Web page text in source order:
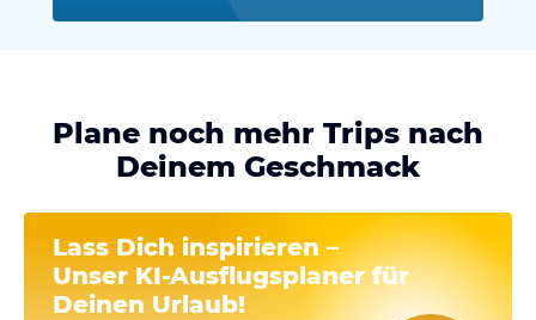
Plane noch mehr Trips nach
Deinem Geschmack
Lass Dich inspirieren –
Unser KI-Ausflugsplanerfür
Deinen Urlaub!